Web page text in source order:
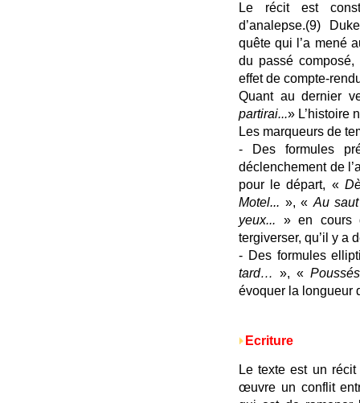
Le récit est
d’analepse.(9)
quête qui l’a mené
du passé
effet de compte-
Quant au dernier
partirai...» L’histoire
Les marqueurs de
- Des formules
déclenchement de
pour le départ, «
Motel... », « Au
yeux... » en cours
tergiverser, qu’il y a
- Des formules
tard… », «
évoquer la longueur
Ecriture
Le texte est un
œuvre un conflit